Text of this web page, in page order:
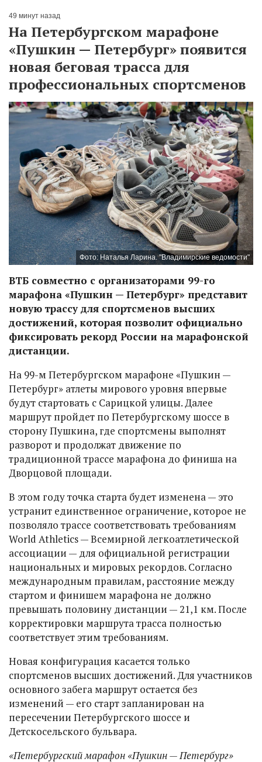
49 минут назад
На Петербургском марафоне
«Пушкин — Петербург» появится
новая беговая трасса для
профессиональных спортсменов
Фото: Наталья Ларина. "Владимирские ведомости"
ВТБ совместно с организаторами 99-го
марафона «Пушкин — Петербург» представит
новую трассу для спортсменов высших
достижений, которая позволит официально
фиксировать рекорд России на марафонской
дистанции.
На 99-м Петербургском марафоне «Пушкин —
Петербург» атлеты мирового уровня впервые
будут стартовать с Сарицкой улицы. Далее
маршрут пройдет по Петербургскому шоссе в
сторону Пушкина, где спортсмены выполнят
разворот и продолжат движение по
традиционной трассе марафона до финиша на
Дворцовой площади.
В этом году точка старта будет изменена — это
устранит единственное ограничение, которое не
позволяло трассе соответствовать требованиям
World Athletics — Всемирной легкоатлетической
ассоциации — для официальной регистрации
национальных и мировых рекордов. Согласно
международным правилам, расстояние между
стартом и финишем марафона не должно
превышать половину дистанции — 21,1 км. После
корректировки маршрута трасса полностью
соответствует этим требованиям.
Новая конфигурация касается только
спортсменов высших достижений. Для участников
основного забега маршрут остается без
изменений — его старт запланирован на
пересечении Петербургского шоссе и
Детскосельского бульвара.
«Петербургский марафон «Пушкин — Петербург»